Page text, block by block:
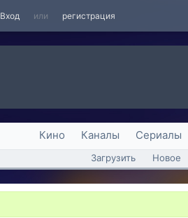
Вход или регистрация
Кино Каналы Сериалы
Загрузить Новое